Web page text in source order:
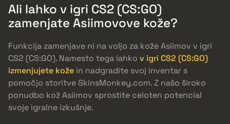
Ali lahko v igri CS2 (CS:GO)
zamenjate Asiimovove kože?
Funkcija zamenjave ni na voljo za kože Asiimov v igri
CS2 (CS:GO). Namesto tega lahko v igri CS2 (CS:GO)
izmenjujete kože in nadgradite svoj inventar s
pomočjo storitve SkinsMonkey.com. Z našo široko
ponudbo kož Asiimov sprostite celoten potencial
svoje igralne izkušnje.